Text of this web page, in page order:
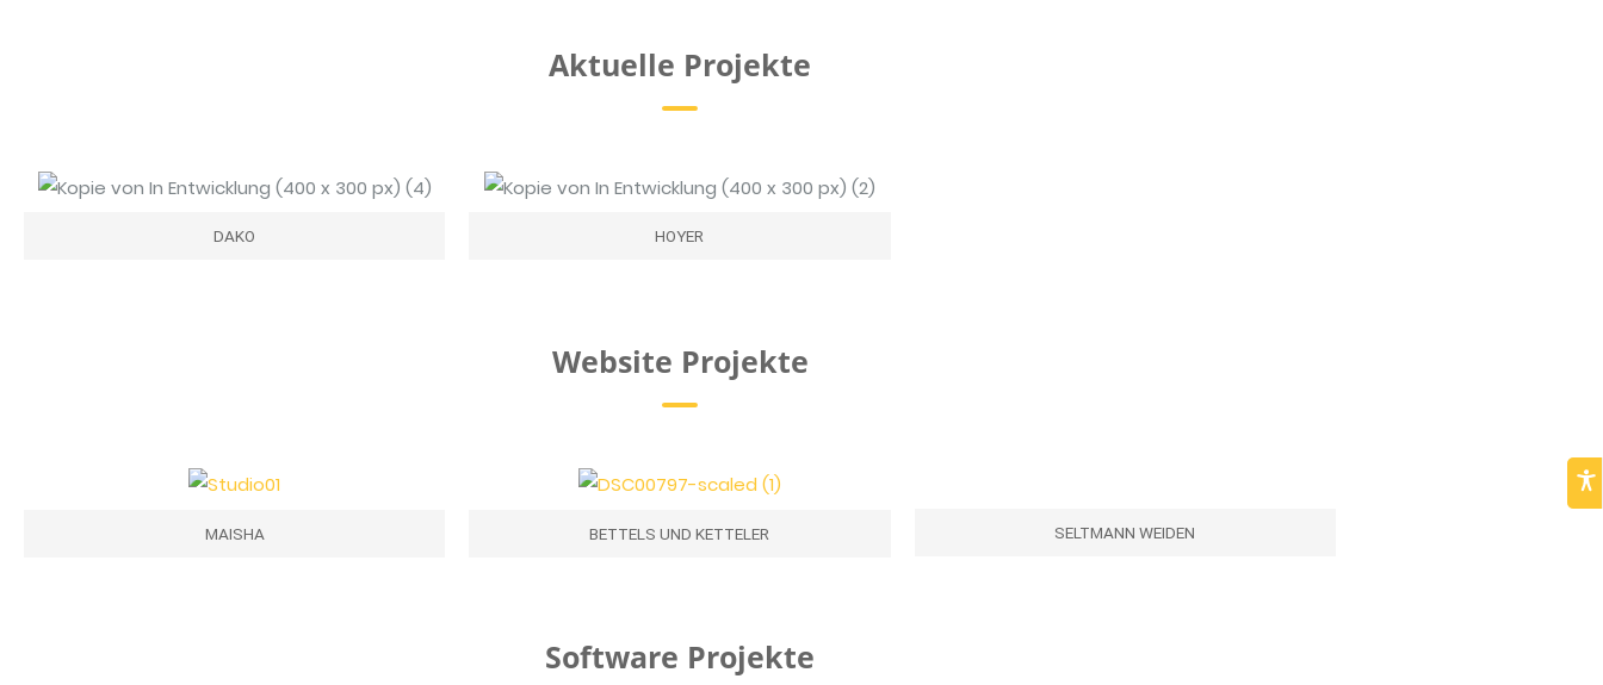
Aktuelle Projekte
DAKO HOYER
Website Projekte
MAISHA BETTELS UND KETTELER SELTMANN WEIDEN
Software Projekte